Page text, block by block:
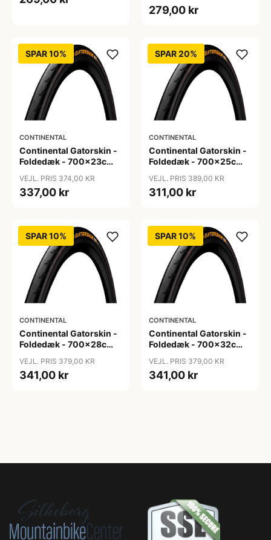
279,00 kr
SPAR 10%
CONTINENTAL
Continental Gatorskin -
Foldedæk - 700x23c
VEJL. PRIS 374,00 KR
337,00 kr
SPAR 20%
CONTINENTAL
Continental Gatorskin -
Foldedæk - 700x25c
VEJL. PRIS 389,00 KR
311,00 kr
SPAR 10%
CONTINENTAL
Continental Gatorskin -
Foldedæk - 700x28c
VEJL. PRIS 379,00 KR
341,00 kr
SPAR 10%
CONTINENTAL
Continental Gatorskin -
Foldedæk - 700x32c
VEJL. PRIS 379,00 KR
341,00 kr